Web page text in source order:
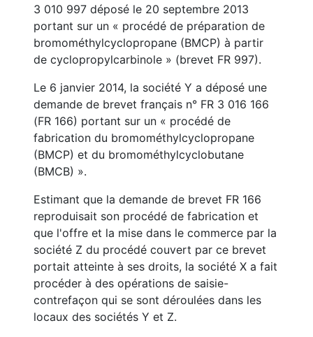
3 010 997 déposé le 20 septembre 2013
portant sur un « procédé de préparation de
bromométhylcyclopropane (BMCP) à partir
de cyclopropylcarbinole » (brevet FR 997).
Le 6 janvier 2014, la société Y a déposé une
demande de brevet français n° FR 3 016 166
(FR 166) portant sur un « procédé de
fabrication du bromométhylcyclopropane
(BMCP) et du bromométhylcyclobutane
(BMCB) ».
Estimant que la demande de brevet FR 166
reproduisait son procédé de fabrication et
que l'offre et la mise dans le commerce par la
société Z du procédé couvert par ce brevet
portait atteinte à ses droits, la société X a fait
procéder à des opérations de saisie-
contrefaçon qui se sont déroulées dans les
locaux des sociétés Y et Z.